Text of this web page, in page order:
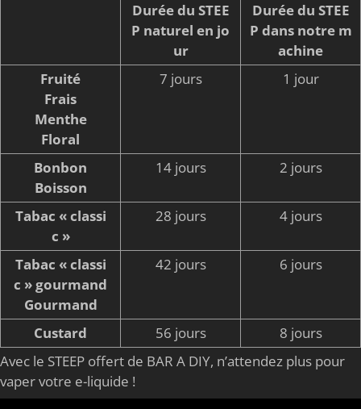
Durée du STEE
P naturel en jo
ur
Durée du STEE
P dans notre m
achine
Fruité
Frais
Menthe
Floral
7 jours 1 jour
Bonbon
Boisson
14 jours 2 jours
Tabac « classi
c »
28 jours 4 jours
Tabac « classi
c » gourmand
Gourmand
42 jours 6 jours
Custard 56 jours
8 jours
Avec le STEEP offert de BAR A DIY, n’attendez plus pour
vaper votre e-liquide !